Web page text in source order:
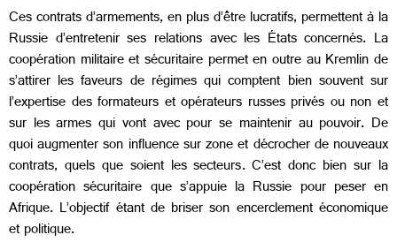
Ces contrats d’armements, en plus d’être lucratifs, permettent à la
Russie d’entretenir ses relations avec les États concernés. La
coopération militaire et sécuritaire permet en outre au Kremlin de
s’attirer les faveurs de régimes qui comptent bien souvent sur
l’expertise des formateurs et opérateurs russes privés ou non et
sur les armes qui vont avec pour se maintenir au pouvoir. De
quoi augmenter son influence sur zone et décrocher de nouveaux
contrats, quels que soient les secteurs. C’est donc bien sur la
coopération sécuritaire que s’appuie la Russie pour peser en
Afrique. L’objectif étant de briser son encerclement économique
et politique.